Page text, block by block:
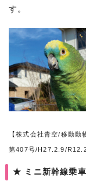
す。
【株式会社青空/移動
第407号/H27.2.9/
★ ミニ新幹線乗